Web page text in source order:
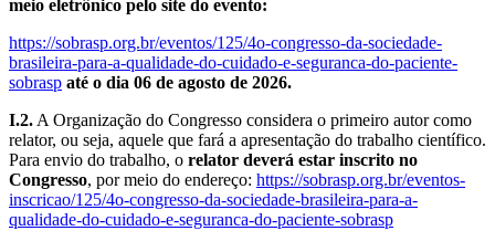
meio eletrônico pelo site do evento:
https://sobrasp.org.br/eventos/125/4o-congresso-da-sociedade-
brasileira-para-a-qualidade-do-cuidado-e-seguranca-do-paciente-
sobrasp até o dia 06 de agosto de 2026.
I.2. A Organização do Congresso considera o primeiro autor como
relator, ou seja, aquele que fará a apresentação do trabalho científico.
Para envio do trabalho, o relator deverá estar inscrito no
Congresso, por meio do endereço: https://sobrasp.org.br/eventos-
inscricao/125/4o-congresso-da-sociedade-brasileira-para-a-
qualidade-do-cuidado-e-seguranca-do-paciente-sobrasp